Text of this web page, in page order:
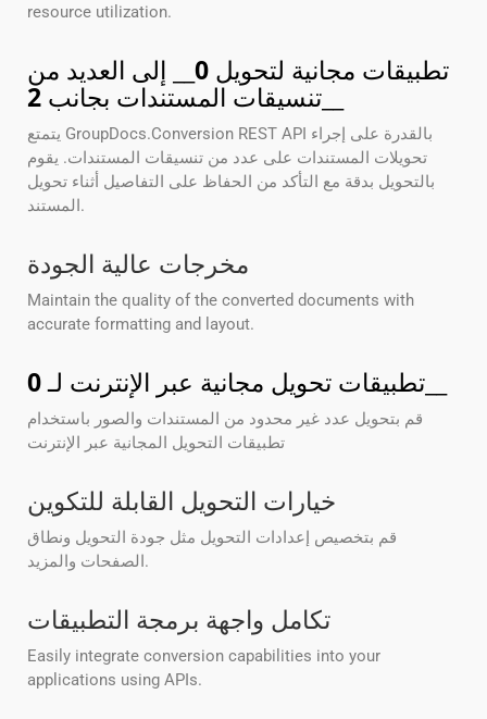
resource utilization.
تطبيقات مجانية لتحويل 0 __ إلى العديد من
تنسيقات المستندات بجانب 2
يتمتع GroupDocs.Conversion REST API بالقدرة على إجراء
تحويلات المستندات على عدد من تنسيقات المستندات. يقوم
بالتحويل بدقة مع التأكد من الحفاظ على التفاصيل أثناء تحويل
المستند.
مخرجات عالية الجودة
Maintain the quality of the converted documents with
accurate formatting and layout.
تطبيقات تحويل مجانية عبر الإنترنت لـ0
قم بتحويل عدد غير محدود من المستندات والصور باستخدام
تطبيقات التحويل المجانية عبر الإنترنت
خيارات التحويل القابلة للتكوين
قم بتخصيص إعدادات التحويل مثل جودة التحويل ونطاق
الصفحات والمزيد.
تكامل واجهة برمجة التطبيقات
Easily integrate conversion capabilities into your
applications using APIs.